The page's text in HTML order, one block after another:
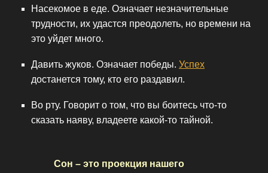
Насекомое в еде. Означает незначительные
трудности, их удастся преодолеть, но времени на
это уйдет много.
Давить жуков. Означает победы. Успех
достанется тому, кто его раздавил.
Во рту. Говорит о том, что вы боитесь что-то
сказать наяву, владеете какой-то тайной.
Сон – это проекция нашего